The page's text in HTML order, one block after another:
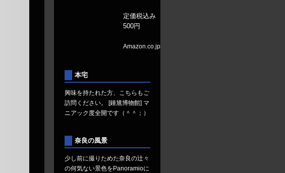
定価税込み
500円
Amazon.co.jp
本宅
興味を持たれた方、こちらもご
訪問ください。 [鍾馗博物館] マ
ニアック度全開です（＾＾；）
奈良の風景
少し前に撮りためた奈良の辻々
の何気ない景色を Panoramioに